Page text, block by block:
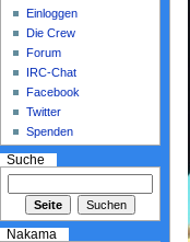
Einloggen
Die Crew
Forum
IRC-Chat
Facebook
Twitter
Spenden
Suche
Nakama